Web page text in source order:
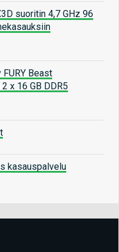
suoritin 4,7 GHz 96
Beast
x 16 GB DDR5
kasauspalvelu